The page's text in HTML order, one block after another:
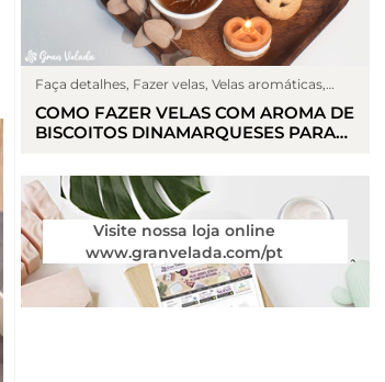
Faça detalhes Fazer velas ,Velas aromáticas
Velas decorativas
COMO FAZER VELAS COM AROMA DE
BISCOITOS DINAMARQUESES PARA
Visite nossa loja online
www.granvelada.com/pt